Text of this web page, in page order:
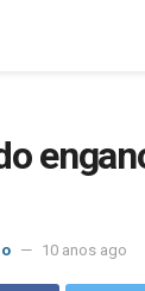
10 anos ago